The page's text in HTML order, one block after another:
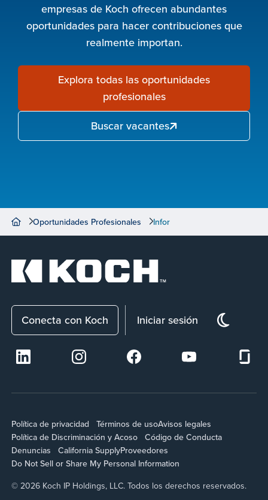
empresas de Koch ofrecen abundantes
oportunidades para hacer contribuciones que
realmente importan.
Explora todas las oportunidades
profesionales
Buscar vacantes
Oportunidades Profesionales Infor
Conecta con Koch Iniciar sesión
Política de privacidad Términos de usoAvisos legales
Política de Discriminación y Acoso
Código de Conducta
Denuncias
California SupplyProveedores
Do Not Sell or Share My Personal Information
© 2026 Koch IP Holdings, LLC. Todos los derechos reservados.